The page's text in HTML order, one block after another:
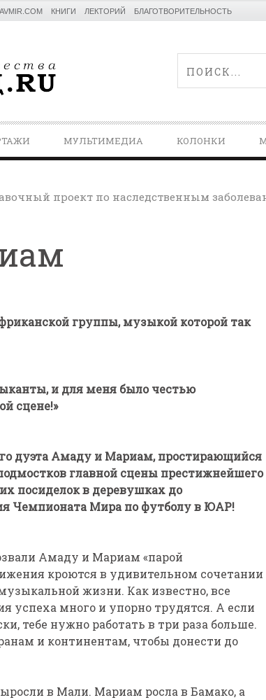
КНИГИ ЛЕКТОРИЙ БЛАГОТВОРИТЕЛЬНОСТЬ
МУЛЬТИМЕДИА КОЛОНКИ
проект по наследственным
группы, музыкой которой так
и для меня было честью
сцене!»
дуэта Амаду и Мариам, простирающийся
главной сцены престижнейшего
посиделок в деревушках до
Чемпионата Мира по футболу в ЮАР!
Амаду и Мариам «парой
кроются в удивительном сочетании
жизни. Как известно, все
успеха много и упорно трудятся. А если
тебе нужно работать в три раза больше.
и континентам, чтобы донести до
в Мали. Мариам росла в Бамако, а
НАШЛА СЕБЯ В ИСКУССТВЕ
ИСКУССТВО
ПО
12 СЕН 0